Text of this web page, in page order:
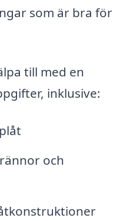
som är bra för
till med en
inklusive:
och